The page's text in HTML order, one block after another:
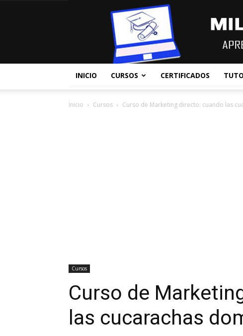
INICIO CURSOS CERTIFICADOS
Inicio Cursos Curso de Marketing directo: cuando las
Cursos
Curso de
las cucarachas